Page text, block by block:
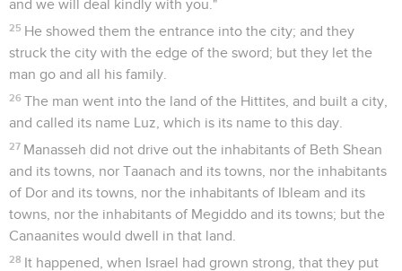
and we will deal kindly with you."
25 He showed them the entrance into the city; and they
struck the city with the edge of the sword; but they let the
man go and all his family.
26 The man went into the land of the Hittites, and built a city,
and called its name Luz, which is its name to this day.
27 Manasseh did not drive out the inhabitants of Beth Shean
and its towns, nor Taanach and its towns, nor the inhabitants
of Dor and its towns, nor the inhabitants of Ibleam and its
towns, nor the inhabitants of Megiddo and its towns; but the
Canaanites would dwell in that land.
28 It happened, when Israel had grown strong, that they put